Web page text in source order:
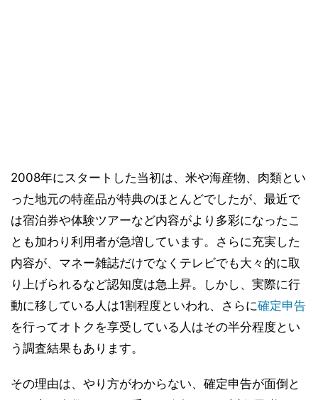
2008年にスタートした当初は、米や海産物、肉類とい
った地元の特産品が特典のほとんどでしたが、最近で
は宿泊券や体験ツアーなど内容がより多彩になったこ
とも加わり利用者が急増しています。さらに充実した
内容が、マネー雑誌だけでなくテレビでも大々的に取
り上げられるなど認知度は急上昇。しかし、実際に行
動に移している人は1割程度といわれ、さらに確定申告
を行ってオトクを享受している人はその半分程度とい
う調査結果もあります。
その理由は、やり方がわからない、確定申告が面倒と